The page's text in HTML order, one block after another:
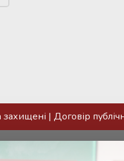
| Договір